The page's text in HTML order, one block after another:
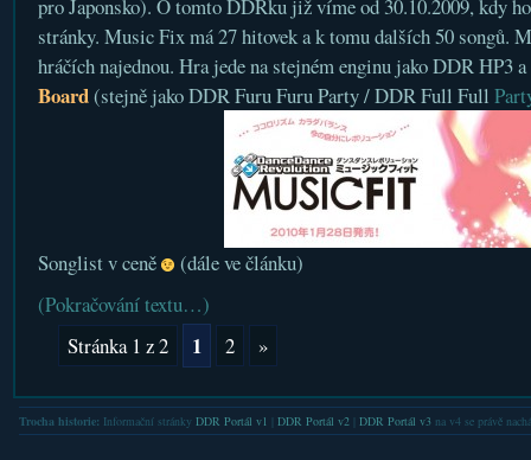
pro Japonsko). O tomto DDRku již víme od 30.10.2009, kdy
stránky. Music Fix má 27 hitovek a k tomu dalších 50 songů.
hráčích najednou. Hra jede na stejném enginu jako DDR HP3
Board(stejně jako DDR Furu Furu Party / DDR Full Full
Songlist v ceně
(dále ve článku)
(Pokračování textu…)
Stránka 1 z 2
1 2 »
Trocha historie: Informační stránky DDR Portál v1 DDR Portál v2| DDR Portál v3na v4 se právě